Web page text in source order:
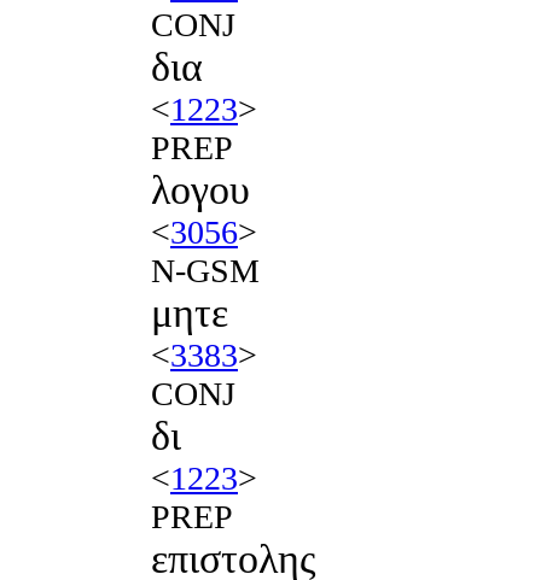
CONJ
δια
<1223>
PREP
λογου
<3056>
N-GSM
μητε
<3383>
CONJ
δι
<1223>
PREP
επιστολης